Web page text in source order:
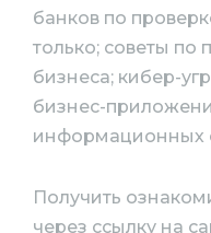
банков по
только; советы по
бизнеса; кибер-
бизнес-
информационных
Получить
через ссылку на